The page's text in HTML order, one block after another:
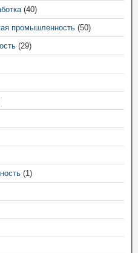
(40)
промышленность (50)
(29)
(1)